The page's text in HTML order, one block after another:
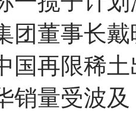
团董事长
国再限稀
销量受波